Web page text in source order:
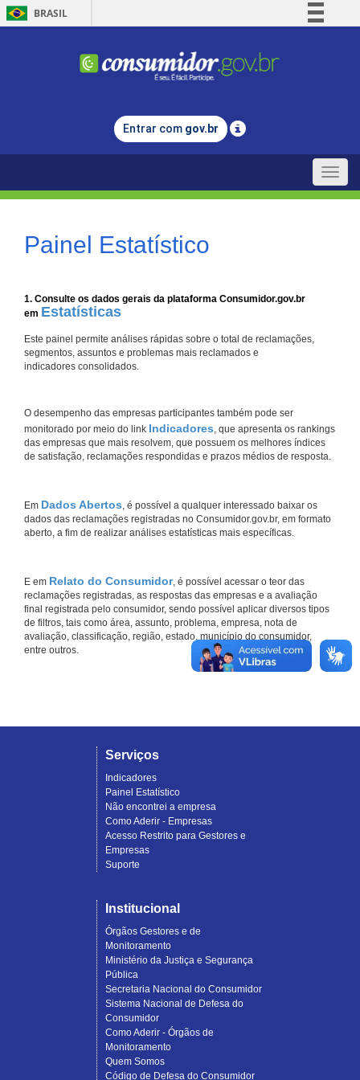
BRASIL
Comunica BR
Legislação
Entrar com gov.br
Toggle
Painel Estatístico
1. Consulte os dados gerais da plataforma Consumidor.gov.br
em Estatísticas
Este painel permite análises rápidas sobre o total de reclamações,
segmentos, assuntos e problemas mais reclamados e
indicadores consolidados.
O desempenho das empresas participantes também pode ser
monitorado por meio do link Indicadores, que apresenta os rankings
das empresas que mais resolvem, que possuem os melhores índices
de satisfação, reclamações respondidas e prazos médios de resposta.
Em Dados Abertos, é possível a qualquer interessado baixar os
dados das reclamações registradas no Consumidor.gov.br, em formato
aberto, a fim de realizar análises estatísticas mais específicas.
E em Relato do Consumidor, é possível acessar o teor das
reclamações registradas, as respostas das empresas e a avaliação
final registrada pelo consumidor, sendo possível aplicar diversos tipos
de filtros, tais como área, assunto, problema, empresa, nota de
avaliação, classificação, região, estado, município do consumidor,
entre outros.
Serviços
Indicadores
Painel Estatístico
Não encontrei a empresa
Como Aderir - Empresas
Acesso Restrito para Gestores e
Empresas
Suporte
Institucional
Órgãos Gestores e de
Monitoramento
Ministério da Justiça e Segurança
Pública
Secretaria Nacional do Consumidor
Sistema Nacional de Defesa do
Consumidor
Como Aderir - Órgãos de
Monitoramento
Quem Somos
Código de Defesa do Consumidor